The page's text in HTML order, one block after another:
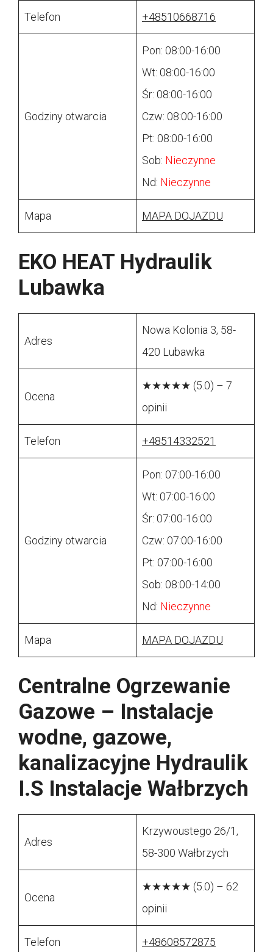
Telefon +48510668716
Godziny otwarcia
Pon: 08:00-16:00
Wt: 08:00-16:00
Śr: 08:00-16:00
Czw: 08:00-16:00
Pt: 08:00-16:00
Sob: Nieczynne
Nd: Nieczynne
Mapa MAPA DOJAZDU
EKO HEAT Hydraulik
Lubawka
Adres
Nowa Kolonia 3, 58-
420 Lubawka
Ocena
★★★★★ (5.0) – 7
opinii
Telefon +48514332521
Godziny otwarcia
Pon: 07:00-16:00
Wt: 07:00-16:00
Śr: 07:00-16:00
Czw: 07:00-16:00
Pt: 07:00-16:00
Sob: 08:00-14:00
Nd: Nieczynne
Mapa MAPA DOJAZDU
Centralne Ogrzewanie
Gazowe – Instalacje
wodne, gazowe,
kanalizacyjne Hydraulik
I.S Instalacje Wałbrzych
Adres
Krzywoustego 26/1,
58-300 Wałbrzych
Ocena
★★★★★ (5.0) – 62
opinii
Telefon +48608572875